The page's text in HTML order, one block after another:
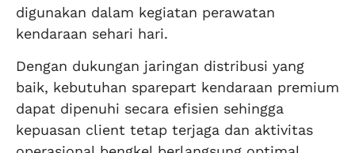
digunakan dalam kegiatan perawatan
kendaraan sehari hari.
Dengan dukungan jaringan distribusi yang
baik, kebutuhan sparepart kendaraan premium
dapat dipenuhi secara efisien sehingga
kepuasan client tetap terjaga dan aktivitas